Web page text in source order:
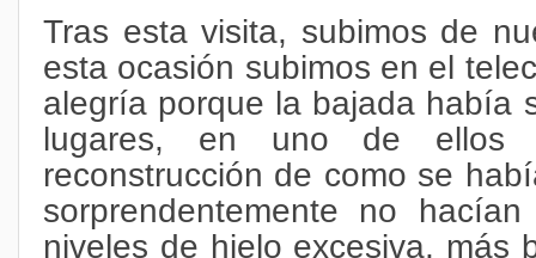
Tras esta visita, subimos de
esta ocasión subimos en el
alegría porque la bajada había
lugares, en uno de ellos
reconstrucción de como se
sorprendentemente no
niveles de hielo excesiva, más